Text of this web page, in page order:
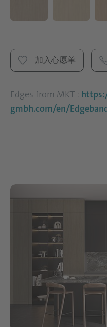
加入心愿单
Edges from MKT :
gmbh.com/en/